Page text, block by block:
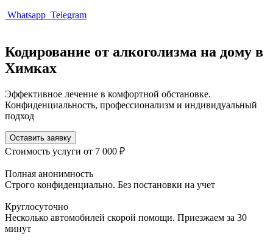
Whatsapp Telegram
Кодирование от алкоголизма на дому в
Химках
Эффективное лечение в комфортной обстановке.
Конфиденциальность, профессионализм и индивидуальный
подход
Оставить заявку
Стоимость услуги от 7 000 ₽
Полная анонимность
Строго конфиденциально. Без постановки на учет
Круглосуточно
Несколько автомобилей скорой помощи. Приезжаем за 30
минут